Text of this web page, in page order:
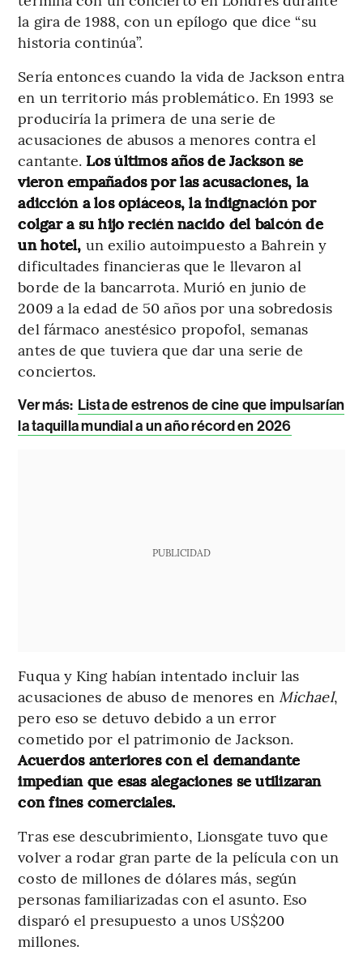
la gira de 1988, con un epílogo que dice “su
historia continúa”.
Sería entonces cuando la vida de Jackson entra
en un territorio más problemático. En 1993 se
produciría la primera de una serie de
acusaciones de abusos a menores contra el
cantante. Los últimos años de Jackson se
vieron empañados por las acusaciones, la
adicción a los opiáceos, la indignación por
colgar a su hijo recién nacido del balcón de
un hotel, un exilio autoimpuesto a Bahrein y
dificultades financieras que le llevaron al
borde de la bancarrota. Murió en junio de
2009 a la edad de 50 años por una sobredosis
del fármaco anestésico propofol, semanas
antes de que tuviera que dar una serie de
conciertos.
Ver más: Lista de estrenos de cine que impulsarían
la taquilla mundial a un año récord en 2026
PUBLICIDAD
Fuqua y King habían intentado incluir las
acusaciones de abuso de menores en Michael,
pero eso se detuvo debido a un error
cometido por el patrimonio de Jackson.
Acuerdos anteriores con el demandante
impedían que esas alegaciones se utilizaran
con fines comerciales.
Tras ese descubrimiento, Lionsgate tuvo que
volver a rodar gran parte de la película con un
costo de millones de dólares más, según
personas familiarizadas con el asunto. Eso
disparó el presupuesto a unos US$200
millones.